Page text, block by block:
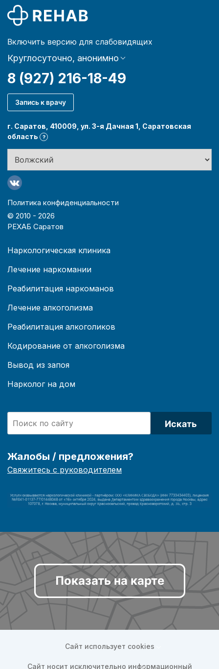
Включить версию для слабовидящих
Круглосуточно, анонимно
8 (927) 216-18-49
Запись к врачу
г. Саратов, 410009, ул. 3-я Дачная 1, Саратовская
область
?
Политика конфиденциальности
© 2010 - 2026
РЕХАБ Саратов
Наркологическая клиника
Лечение наркомании
Реабилитация наркоманов
Лечение алкоголизма
Реабилитация алкоголиков
Кодирование от алкоголизма
Вывод из запоя
Нарколог на дом
Искать
Жалобы / предложения?
Свяжитесь с руководителем
Показать на карте
Сайт использует cookies
Сайт носит исключительно информационный